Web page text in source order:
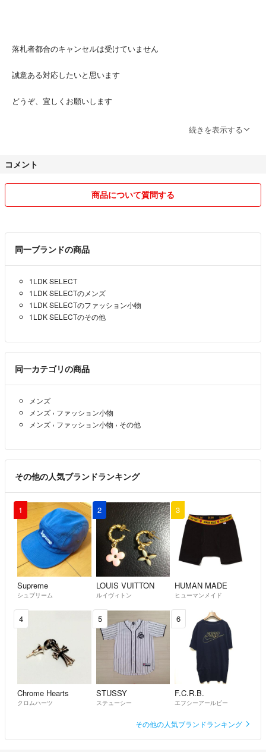
落札者都合のキャンセルは受けていません
誠意ある対応したいと思います
どうぞ、宜しくお願いします
今後、説明文読まずに落札しても
キャンセル受け付けないです
※ 全て正規品です
常識外の方はブロックさせて貰う場合があります
ご了承くださいませ
続きを表示する
コメント
商品について質問する
同一ブランドの商品
1LDK SELECT
1LDK SELECTのメンズ
1LDK SELECTのファッション小物
1LDK SELECTのその他
同一カテゴリの商品
メンズ
メンズ › ファッション小物
メンズ › ファッション小物 › その他
その他の人気ブランドランキング
1
Supreme
シュプリーム
2
LOUIS VUITTON
ルイヴィトン
3
HUMAN MADE
ヒューマンメイド
4
Chrome Hearts
クロムハーツ
5
STUSSY
ステューシー
6
F.C.R.B.
エフシーアールビー
その他の人気ブランドランキング